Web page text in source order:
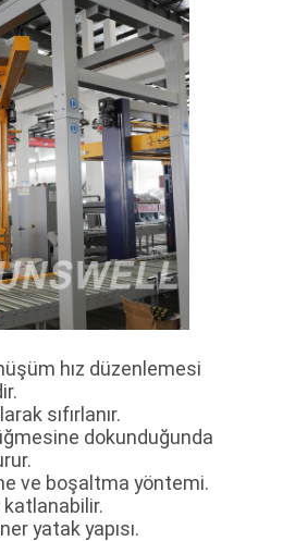
hız düzenlemesi
sıfırlanır.
dokunduğunda
ve boşaltma yöntemi.
yatak yapısı.